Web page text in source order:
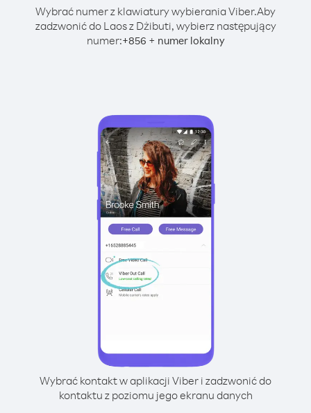
Wybrać numer z klawiatury wybierania Viber.Aby
zadzwonić do Laos z Dżibuti, wybierz następujący
numer:+856 + numer lokalny
Wybrać kontakt w aplikacji Viber i zadzwonić do
kontaktu z poziomu jego ekranu danych